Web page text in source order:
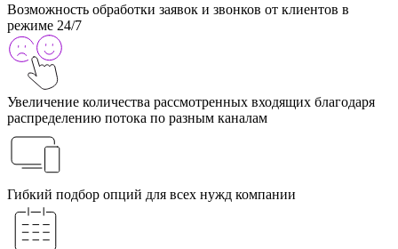
Возможность обработки заявок и звонков от клиентов в
режиме 24/7
Увеличение количества рассмотренных входящих благодаря
распределению потока по разным каналам
Гибкий подбор опций для всех нужд компании